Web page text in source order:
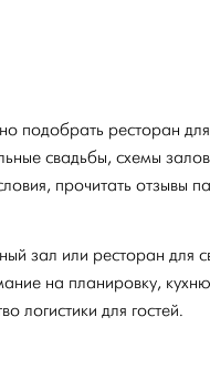
подобрать ресторан
свадьбы, схемы
прочитать отзывы
зал или ресторан для
на планировку,
логистики для гостей.